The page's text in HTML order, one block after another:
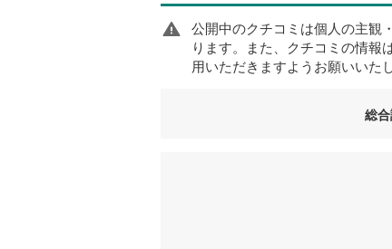
公開中のクチコミは個人の主観
ります。また、クチコミの情報
用いただきますようお願いいたし
総